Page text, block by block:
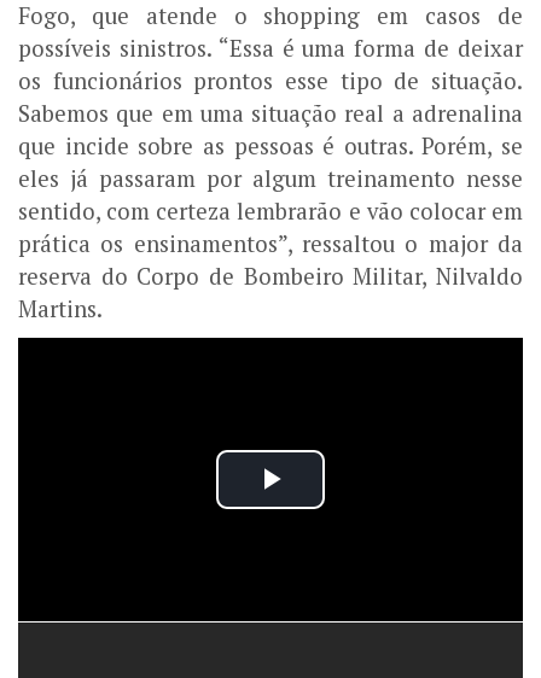
Fogo, que atende o shopping em casos de
possíveis sinistros. “Essa é uma forma de deixar
os funcionários prontos esse tipo de situação.
Sabemos que em uma situação real a adrenalina
que incide sobre as pessoas é outras. Porém, se
eles já passaram por algum treinamento nesse
sentido, com certeza lembrarão e vão colocar em
prática os ensinamentos”, ressaltou o major da
reserva do Corpo de Bombeiro Militar, Nilvaldo
Martins.